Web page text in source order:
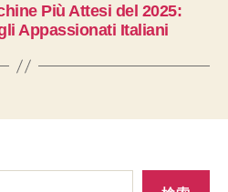
Più Attesi del 2025:
Appassionati Italiani